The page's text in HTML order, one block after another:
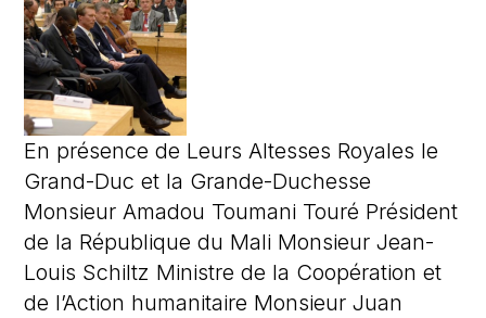
En présence de Leurs Altesses Royales le
Grand-Duc et la Grande-Duchesse
Monsieur Amadou Toumani Touré Président
de la République du Mali Monsieur Jean-
Louis Schiltz Ministre de la Coopération et
de l’Action humanitaire Monsieur Juan